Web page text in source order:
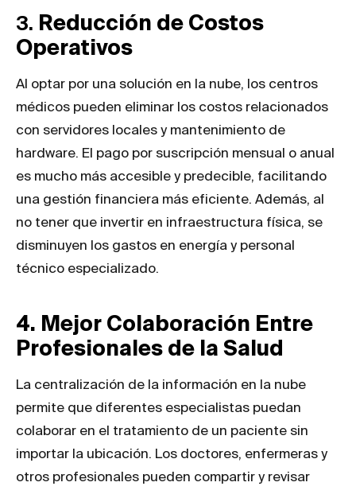
3. Reducción de Costos
Operativos
Al optar por una solución en la nube, los centros
médicos pueden eliminar los costos relacionados
con servidores locales y mantenimiento de
hardware. El pago por suscripción mensual o anual
es mucho más accesible y predecible, facilitando
una gestión financiera más eficiente. Además, al
no tener que invertir en infraestructura física, se
disminuyen los gastos en energía y personal
técnico especializado.
4. Mejor Colaboración Entre
Profesionales de la Salud
La centralización de la información en la nube
permite que diferentes especialistas puedan
colaborar en el tratamiento de un paciente sin
importar la ubicación. Los doctores, enfermeras y
otros profesionales pueden compartir y revisar